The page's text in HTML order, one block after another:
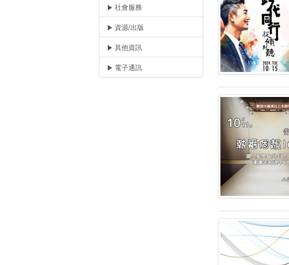
社會服務
資源/出版
其他資訊
電子通訊